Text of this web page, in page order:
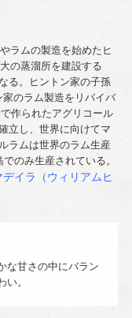
ラムの製造を始めたヒ
の蒸溜所を建設する
る。ヒントン家の子孫
家のラム製造をリバイバ
作られたアグリコール
立し、世界に向けてマ
ラムは世界のラム生産
のみ生産されている。
イラ（ウィリアムヒ
な甘さの中にバラン
。